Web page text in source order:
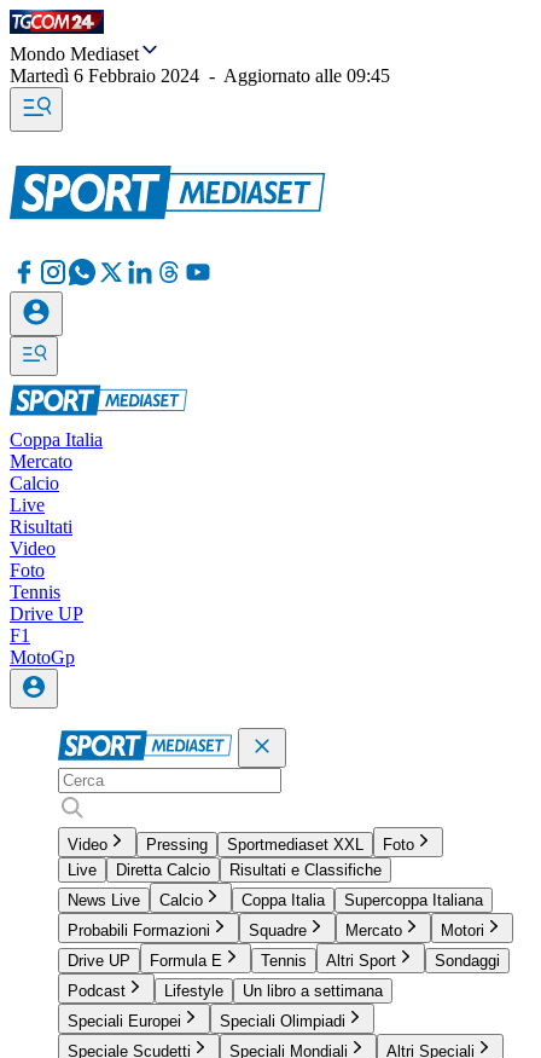
Mondo Mediaset
Martedì 6 Febbraio 2024 - Aggiornato alle 09:45
Coppa Italia
Mercato
Calcio
Live
Risultati
Video
Foto
Tennis
Drive UP
F1
MotoGp
Video Pressing Sportmediaset XXL
Foto
Live
Diretta Calcio
Risultati e Classifiche
News Live
Calcio Coppa Italia
Supercoppa Italiana
Probabili Formazioni
Squadre Mercato
Motori
Drive UP
Formula E Tennis Altri Sport
Sondaggi
Podcast
Lifestyle
Un libro a settimana
Speciali Europei
Speciali Olimpiadi
Speciale Scudetti
Speciali Mondiali Altri Speciali